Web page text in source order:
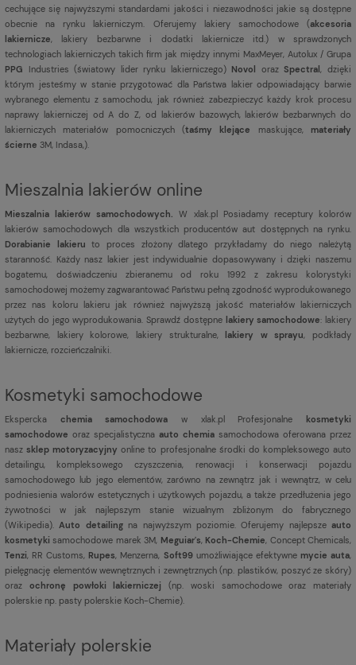
cechujące się najwyższymi standardami jakości i niezawodności jakie są dostępne
obecnie na rynku lakierniczym. Oferujemy lakiery samochodowe (akcesoria
lakiernicze , lakiery bezbarwne i dodatki lakiernicze itd.) w sprawdzonych
technologiach lakierniczych takich firm jak między innymi MaxMeyer, Autolux / Grupa
PPG Industries (światowy lider rynku lakierniczego) Novol orazSpectral
, dzięki
którym jesteśmy w stanie przygotować dla Państwa lakier odpowiadający barwie
wybranego elementu z samochodu, jak również zabezpieczyć każdy krok procesu
naprawy lakierniczej od A do Z, od lakierów bazowych, lakierów bezbarwnych do
lakierniczych materiałów pomocniczych (taśmy klejące maskujące,materiały
ścierne 3M, Indasa,).
Mieszalnia lakierów online
Mieszalnia lakierów samochodowych.
W xlak.pl Posiadamy receptury kolorów
lakierów samochodowych dla wszystkich producentów aut dostępnych na rynku.
Dorabianie lakieru to proces złożony dlatego przykładamy do niego należytą
staranność. Każdy nasz lakier jest indywidualnie dopasowywany i dzięki naszemu
bogatemu, doświadczeniu zbieranemu od roku 1992 z zakresu kolorystyki
samochodowej możemy zagwarantować Państwu pełną zgodność wyprodukowanego
przez nas koloru lakieru jak również najwyższą jakość materiałów lakierniczych
użytych do jego wyprodukowania. Sprawdź dostępne lakiery samochodowe: lakiery
bezbarwne, lakiery kolorowe, lakiery strukturalne,lakiery w sprayu , podkłady
lakiernicze, rozcieńczalniki.
Kosmetyki samochodowe
Ekspercka chemia samochodowa w xlak.pl Profesjonalnekosmetyki
samochodowe oraz specjalistyczna auto chemia samochodowa oferowana przez
naszsklep motoryzacyjny online to profesjonalne środki do kompleksowego auto
detailingu, kompleksowego czyszczenia, renowacji i konserwacji pojazdu
samochodowego lub jego elementów, zarówno na zewnątrz jak i wewnątrz, w celu
podniesienia walorów estetycznych i użytkowych pojazdu, a także przedłużenia jego
żywotności w jak najlepszym stanie wizualnym zbliżonym do fabrycznego
(Wikipedia). Auto detailingna najwyższym poziomie. Oferujemy najlepszeauto
kosmetykisamochodowe marek 3M, Meguiar's Koch-Chemie , Concept Chemicals,
Tenzi , RR Customs, Rupes , Menzerna, Soft99umożliwiające efektywne mycie auta
pielęgnację elementów wewnętrznych i zewnętrznych (np. plastików, poszyć ze skóry)
oraz ochronę powłoki lakierniczej (np. woski samochodowe oraz materiały
polerskie np. pasty polerskie Koch-Chemie).
Materiały polerskie